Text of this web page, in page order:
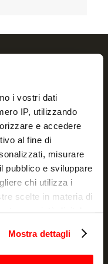
i vostri dati
IP, utilizzando
e accedere
al fine di
misurare
pubblico e sviluppare
chi utilizza i
scelte in materia di
in qualsiasi
o facendo clic
Mostra dettagli
dans
S'ABONNER
et j'autorise le
personnel à des fins de